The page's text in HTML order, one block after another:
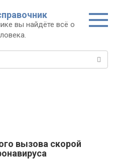
вы найдёте всё о
вызова скорой